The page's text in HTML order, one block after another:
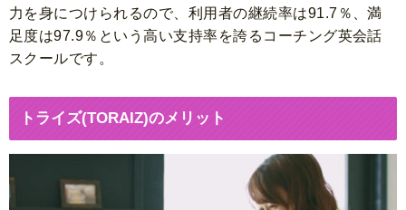
力を身につけられるので、利用者の継続率は91.7％、満
足度は97.9％という高い支持率を誇るコーチング英会話
スクールです。
トライズ(TORAIZ)のメリット